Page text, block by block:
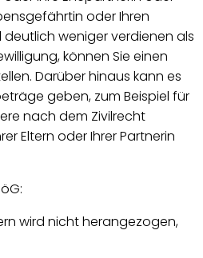
oder Ihren
weniger verdienen als
können Sie einen
Darüber hinaus kann es
geben, zum Beispiel für
nach dem Zivilrecht
Eltern oder Ihrer Partnerin
wird nicht herangezogen,